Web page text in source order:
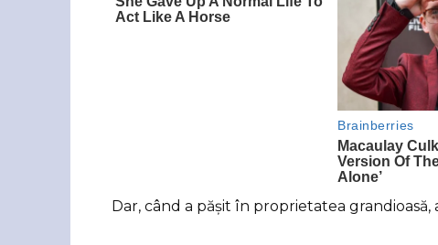
Dar, când a pășit în proprietatea